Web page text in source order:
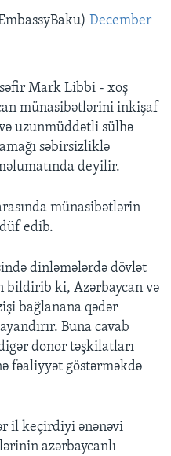
December
Mark Libbi - xoş
münasibətlərini inkişaf
uzunmüddətli sülhə
səbirsizliklə
deyilir.
münasibətlərin
edib.
dinləmələrdə dövlət
bildirib ki, Azərbaycan və
bağlanana qədər
Buna cavab
donor təşkilatları
fəaliyyət göstərməkdə
il keçirdiyi ənənəvi
azərbaycanlı